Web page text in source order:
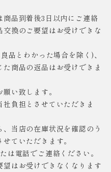
商品到着後3日以内にご連絡
換のご要望はお受けできな
品とわかった場合を除く)、
商品の返品はお受けできま
い致します。
負担とさせていただきま
当店の在庫状況を確認のう
ていただきます。
は電話でご連絡ください。
はお受けできなくなります